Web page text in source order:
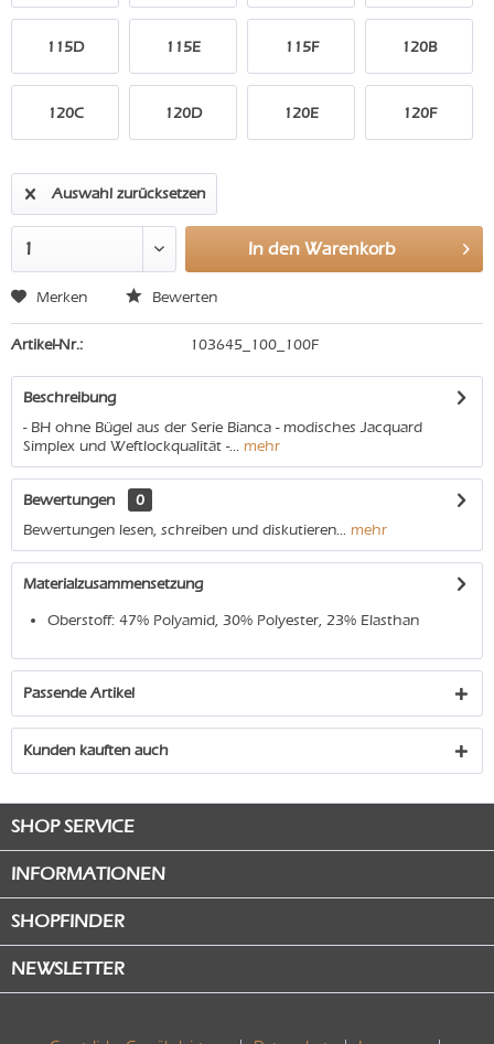
115D 115E 115F 120B
120C 120D 120E 120F
Auswahl zurücksetzen
In den Warenkorb
Merken Bewerten
Artikel-Nr.: 103645_100_100F
Beschreibung
- BH ohne Bügel aus der Serie Bianca - modisches Jacquard
Simplex und Weftlockqualität -... mehr
Bewertungen
0
Bewertungen lesen, schreiben und diskutieren... mehr
Materialzusammensetzung
Oberstoff: 47% Polyamid, 30% Polyester, 23% Elasthan
Passende Artikel
Kunden kauften auch
SHOP SERVICE
INFORMATIONEN
SHOPFINDER
NEWSLETTER